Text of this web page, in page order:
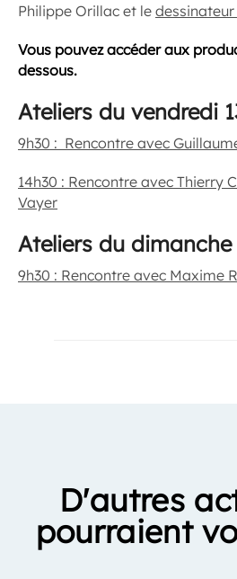
Philippe Orillac et le
Vous pouvez accéder aux
dessous.
Ateliers du vendredi
9h30 : Rencontre avec
14h30 : Rencontre avec Thierry
Vayer
Ateliers du dimanche
9h30 : Rencontre avec Maxime
D'autres
pourraient